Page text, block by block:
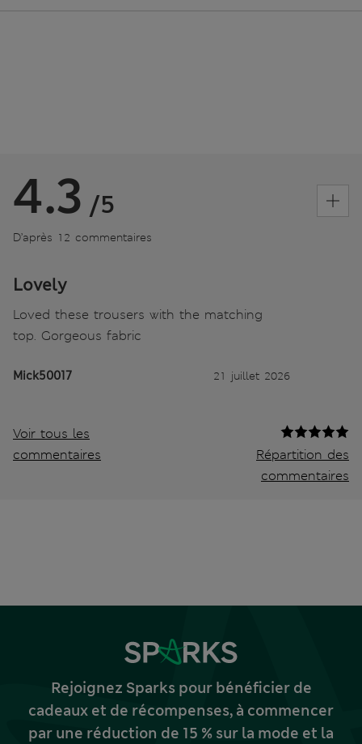
4.3 /5
D’après 12 commentaires
Lovely
Loved these trousers with the matching
top. Gorgeous fabric
Mick50017 21 juillet 2026
Voir tous les
commentaires
Répartition des
commentaires
Rejoignez Sparks pour bénéficier de
cadeaux et de récompenses, à commencer
par une réduction de 15 % sur la mode et la